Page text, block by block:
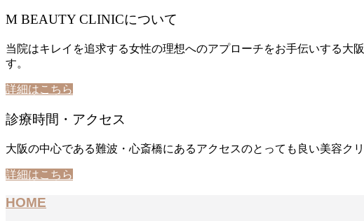
M BEAUTY CLINICについて
当院はキレイを追求する女性の理想へのアプローチをお手伝いする大
す。
詳細はこちら
診療時間・アクセス
大阪の中心である難波・心斎橋にあるアクセスのとっても良い美容ク
詳細はこちら
HOME